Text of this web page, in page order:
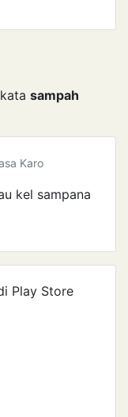
sampah
Karo
kel sampana
Play Store